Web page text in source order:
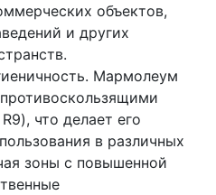
объектов,
и других
Мармолеум
что делает его
в различных
зоны с повышенной